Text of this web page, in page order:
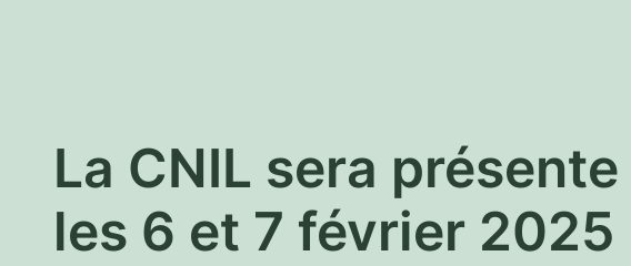
La CNIL sera
les 6 et 7 février 2025